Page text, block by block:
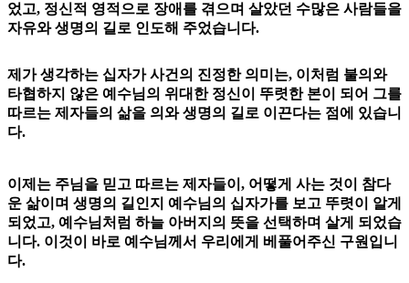
었고, 정신적 영적으로 장애를 겪으며 살았던 수많은 사람들을
자유와 생명의 길로 인도해 주었습니다.
제가 생각하는 십자가 사건의 진정한 의미는, 이처럼 불의와
타협하지 않은 예수님의 위대한 정신이 뚜렷한 본이 되어 그를
따르는 제자들의 삶을 의와 생명의 길로 이끈다는 점에 있습니
다.
이제는 주님을 믿고 따르는 제자들이, 어떻게 사는 것이 참다
운 삶이며 생명의 길인지 예수님의 십자가를 보고 뚜렷이 알게
되었고, 예수님처럼 하늘 아버지의 뜻을 선택하며 살게 되었습
니다. 이것이 바로 예수님께서 우리에게 베풀어주신 구원입니
다.